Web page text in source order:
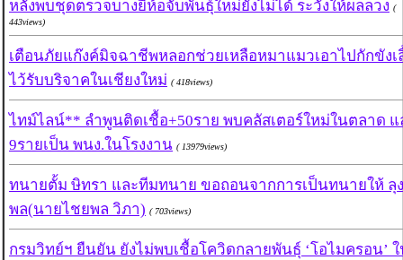
หลังพบชุดตรวจบางยี่ห้อจับพันธุ์ใหม่ยังไม่ได้ ระวังให้ผลลวง (
443views)
เตือนภัยแก๊งค์มิจฉาชีพหลอกช่วยเหลือหมาแมวเอาไปกักขังเ
ไว้รับบริจาคในเชียงใหม่ ( 418views)
ไทม์ไลน์** ลำพูนติดเชื้อ+50ราย พบคลัสเตอร์ใหม่ในตลาด แ
9รายเป็น พนง.ในโรงงาน ( 13979views)
ทนายตั้ม ษิทรา และทีมทนาย ขอถอนจากการเป็นทนายให้ ลุง
พล(นายไชยพล วิภา) ( 703views)
กรมวิทย์ฯ ยืนยัน ยังไม่พบเชื้อโควิดกลายพันธุ์ ‘โอไมครอน’